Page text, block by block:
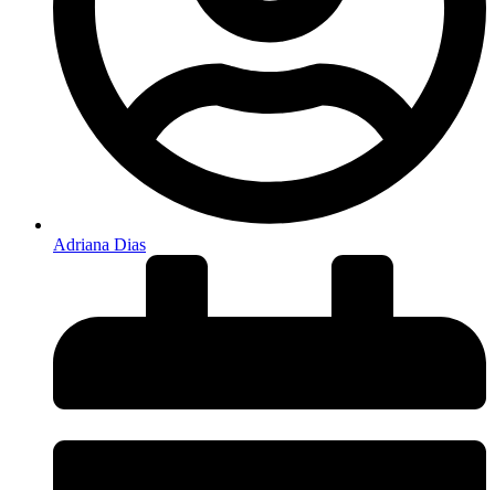
Adriana Dias